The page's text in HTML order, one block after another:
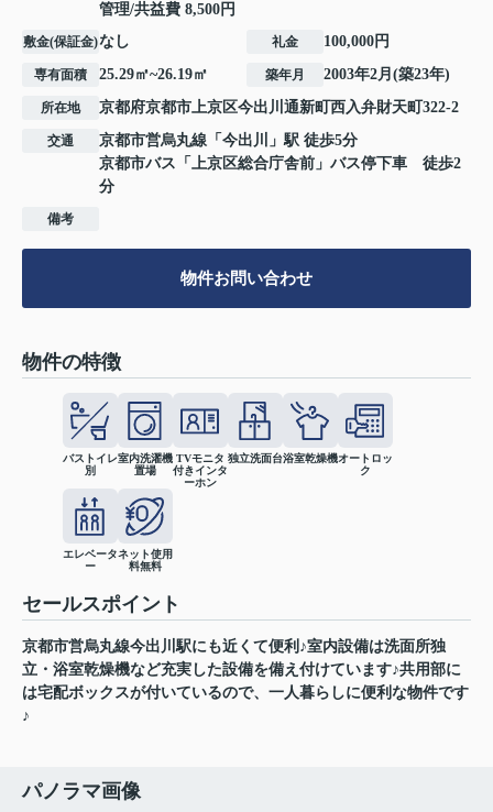
管理/共益費 8,500円
敷金(保証金)なし 礼金 100,000円
専有面積 25.29㎡~26.19㎡ 築年月 2003年2月(築23年)
所在地 京都府京都市上京区今出川通新町西入弁財天町322-2
交通 京都市営烏丸線 「 今出川
」駅 徒歩5分
京都市バス「上京区総合庁舎前」バス停下車 徒歩2
分
備考
物件お問い合わせ
物件の特徴
バストイレ
別
室内洗濯機
置場
TVモニタ
付きインタ
ーホン
独立洗面台浴室乾燥機オートロッ
ク
エレベータ
ー
ネット使用
料無料
セールスポイント
京都市営烏丸線今出川駅にも近くて便利♪室内設備は洗面所独
立・浴室乾燥機など充実した設備を備え付けています♪共用部に
は宅配ボックスが付いているので、一人暮らしに便利な物件です
♪
パノラマ画像